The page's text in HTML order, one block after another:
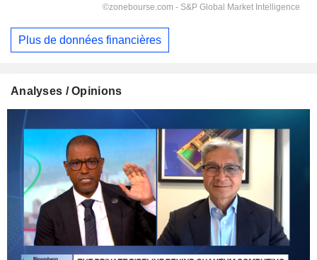
Plus de données financières
Analyses / Opinions